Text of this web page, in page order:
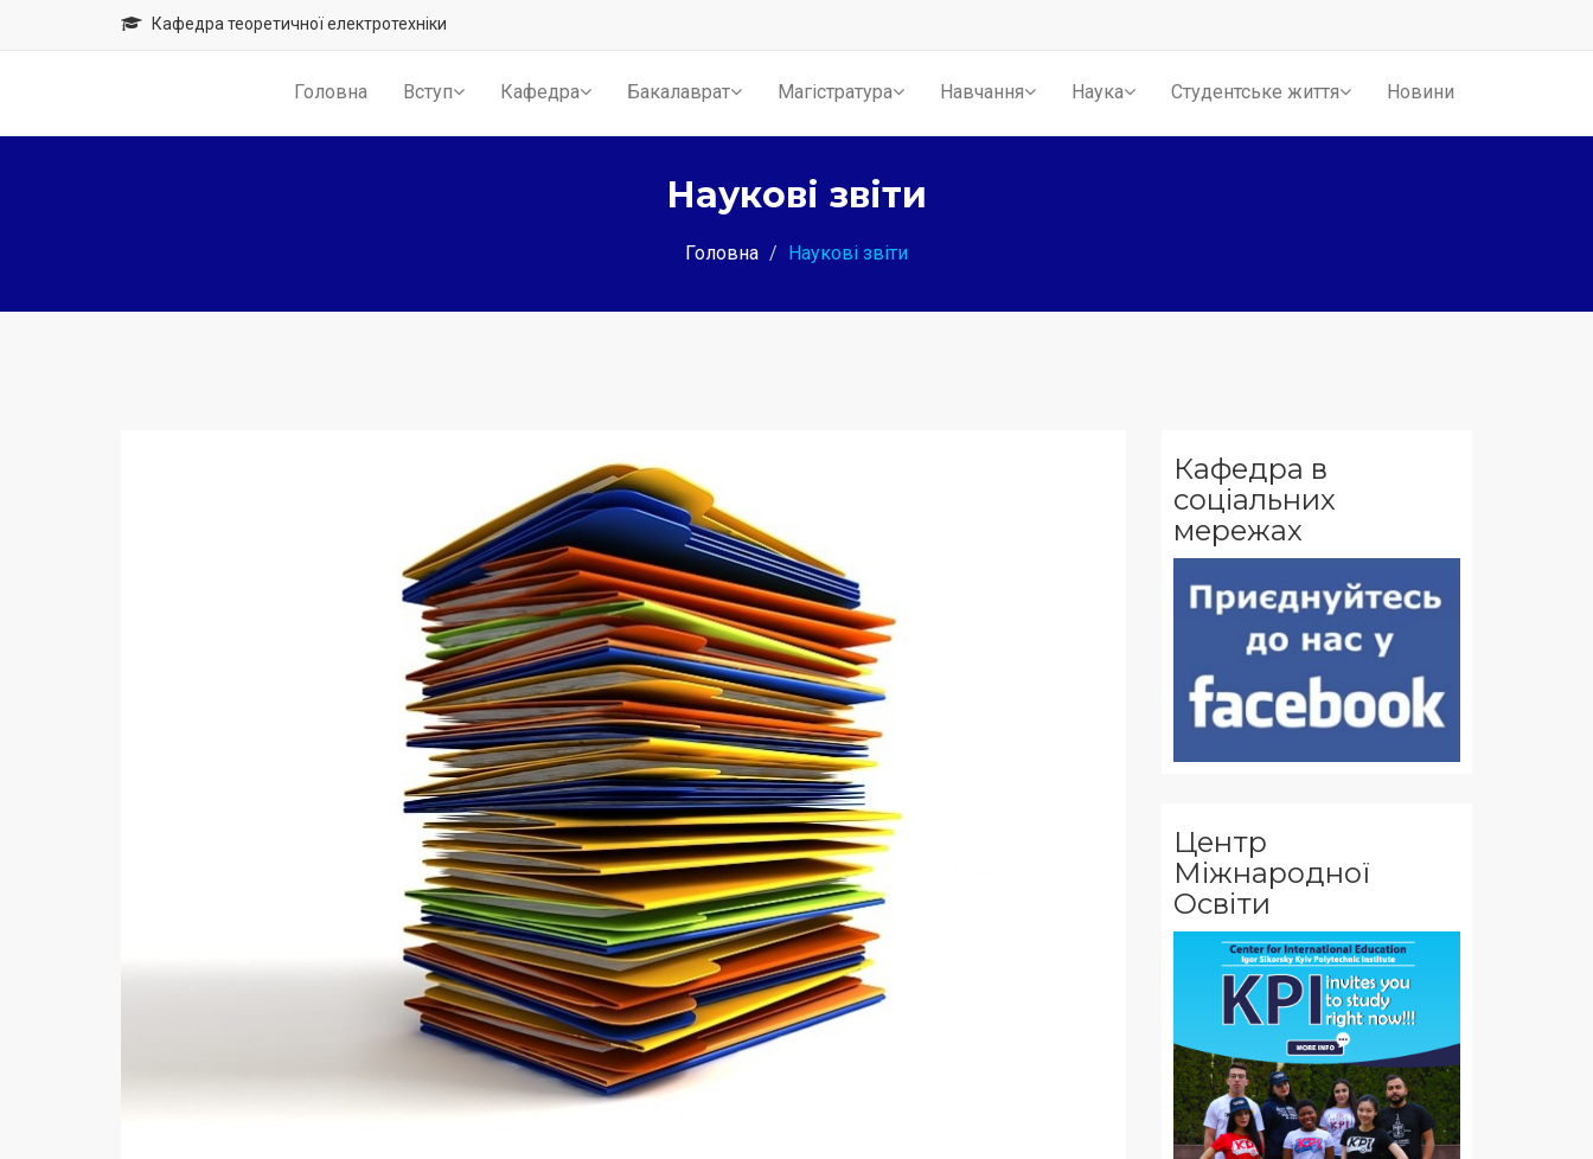
Кафедра теоретичної електротехніки
Головна Вступ Кафедра Бакалаврат Магістратура Навчання Наука Студентське життя Новини
Наукові звіти
Головна Наукові звіти
Кафедра в
соціальних
мережах
Центр
Міжнародної
Освіти